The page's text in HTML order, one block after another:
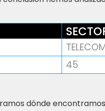
45
dónde